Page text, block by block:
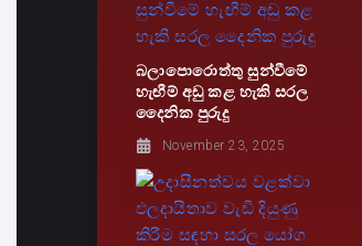
බලාපොරොත්තු සුන්වීමේ
හැඟීම් අඩු කළ හැකි සරල
දෛනික පුරුදු
November 23, 2025